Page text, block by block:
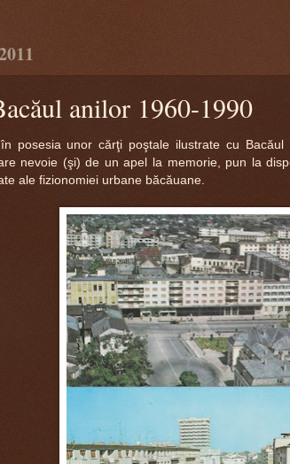
anilor 1960-1990
unor cărţi poştale ilustrate cu Bacăul
nevoie (şi) de un apel la memorie, pun la
ale fizionomiei urbane băcăuane.